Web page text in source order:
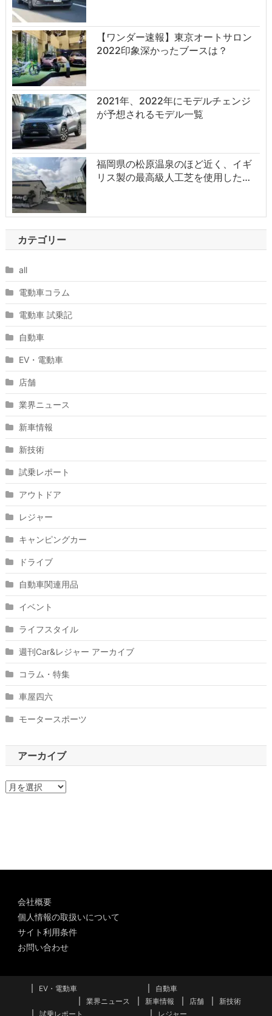
【ワンダー速報】東京オートサロン
2022印象深かったブースは？
2021年、2022年にモデルチェンジ
が予想されるモデル一覧
福岡県の松原温泉のほど近く、イギ
リス製の最高級人工芝を使用した…
カテゴリー
all
電動車コラム
電動車 試乗記
自動車
EV・電動車
店舗
業界ニュース
新車情報
新技術
試乗レポート
アウトドア
レジャー
キャンピングカー
ドライブ
自動車関連用品
イベント
ライフスタイル
週刊Car&レジャー アーカイブ
コラム・特集
車屋四六
モータースポーツ
アーカイブ
ア
会社概要
個人情報の取扱いについて
サイト利用条件
お問い合わせ
EV・電動車
自動車
業界ニュース
新車情報 店舗
新技術
試乗レポート
レジャー